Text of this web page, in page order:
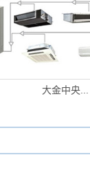
大金中央...